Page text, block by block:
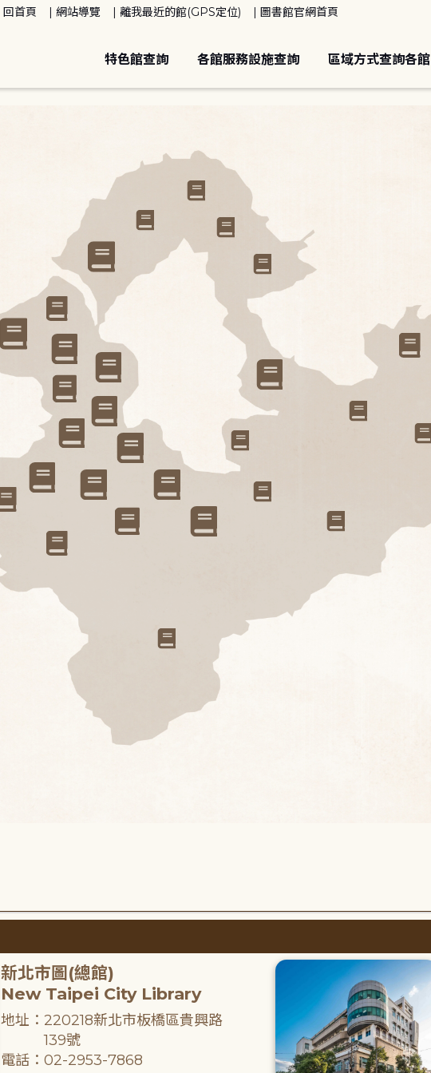
回首頁 網站導覽 離我最近的館(GPS定位) 圖書館官網首頁
特色館查詢 各館服務設施查詢 區域方式查詢各館
新北市圖(總館)
New Taipei City Library
地址：220218新北市板橋區貴興路
139號
電話：02-2953-7868